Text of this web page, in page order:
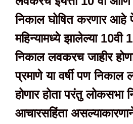
निकाल घोषित करणार आहे
महिन्यामध्ये झालेल्या 10वी
निकाल लवकरच जाहीर
प्रमाणे या वर्षी पण निकाल
होणार होता परंतु लोकसभा
आचारसहिंता